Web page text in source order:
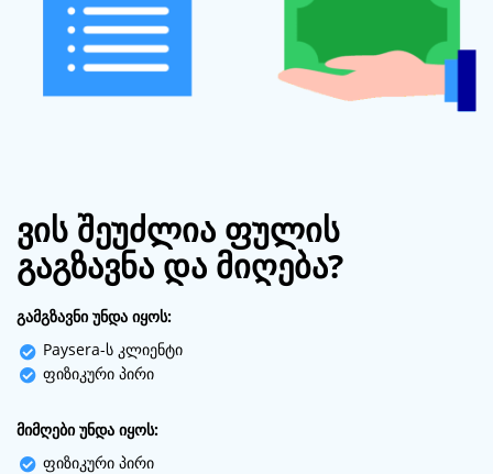
ვის შეუძლია ფულის
გაგზავნა და მიღება?
გამგზავნი უნდა იყოს:
Paysera-ს კლიენტი
ფიზიკური პირი
მიმღები უნდა იყოს:
ფიზიკური პირი